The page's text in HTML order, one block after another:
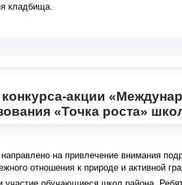
кладбища.
акции
«Точка роста»
на привлечение внимания
отношения к природе и активной